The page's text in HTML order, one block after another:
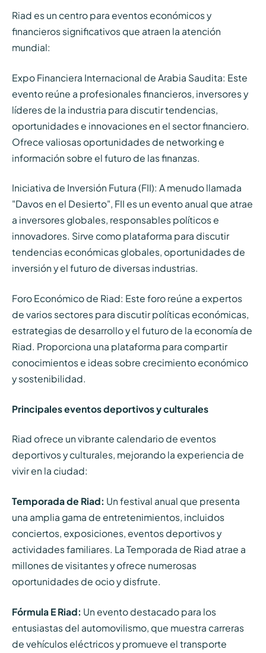
Riad es un centro para eventos económicos y
financieros significativos que atraen la atención
mundial:
Expo Financiera Internacional de Arabia Saudita: Este
evento reúne a profesionales financieros, inversores y
líderes de la industria para discutir tendencias,
oportunidades e innovaciones en el sector financiero.
Ofrece valiosas oportunidades de networking e
información sobre el futuro de las finanzas.
Iniciativa de Inversión Futura (FII): A menudo llamada
"Davos en el Desierto", FII es un evento anual que atrae
a inversores globales, responsables políticos e
innovadores. Sirve como plataforma para discutir
tendencias económicas globales, oportunidades de
inversión y el futuro de diversas industrias.
Foro Económico de Riad: Este foro reúne a expertos
de varios sectores para discutir políticas económicas,
estrategias de desarrollo y el futuro de la economía de
Riad. Proporciona una plataforma para compartir
conocimientos e ideas sobre crecimiento económico
y sostenibilidad.
Principales eventos deportivos y culturales
Riad ofrece un vibrante calendario de eventos
deportivos y culturales, mejorando la experiencia de
vivir en la ciudad:
Temporada de Riad: Un festival anual que presenta
una amplia gama de entretenimientos, incluidos
conciertos, exposiciones, eventos deportivos y
actividades familiares. La Temporada de Riad atrae a
millones de visitantes y ofrece numerosas
oportunidades de ocio y disfrute.
Fórmula E Riad: Un evento destacado para los
entusiastas del automovilismo, que muestra carreras
de vehículos eléctricos y promueve el transporte